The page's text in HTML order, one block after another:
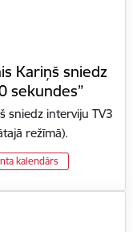
Kariņš sniedz
sekundes”
sniedz interviju TV3
režīmā).
kalendārs